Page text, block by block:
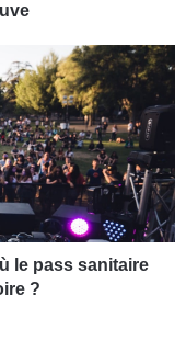
le pass sanitaire
?